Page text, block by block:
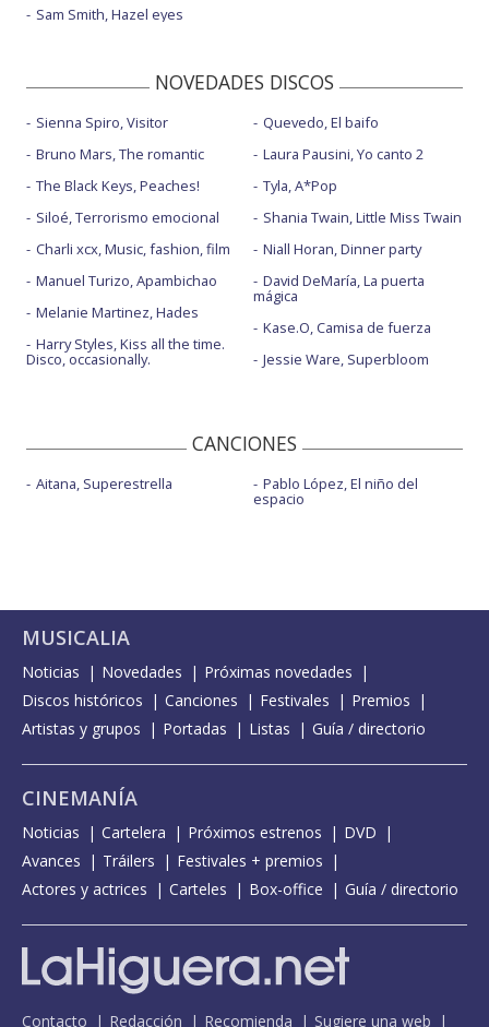
Sam Smith, Hazel eyes
NOVEDADES DISCOS
Sienna Spiro, Visitor
Bruno Mars, The romantic
The Black Keys, Peaches!
Siloé, Terrorismo emocional
Charli xcx, Music, fashion, film
Manuel Turizo, Apambichao
Melanie Martinez, Hades
Harry Styles, Kiss all the time.
Disco, occasionally.
Quevedo, El baifo
Laura Pausini, Yo canto 2
Tyla, A*Pop
Shania Twain, Little Miss Twain
Niall Horan, Dinner party
David DeMaría, La puerta
mágica
Kase.O, Camisa de fuerza
Jessie Ware, Superbloom
CANCIONES
Aitana, Superestrella Pablo López, El niño del
espacio
MUSICALIA
Noticias Novedades
Próximas novedades
Discos históricos
Canciones Festivales
Premios
Artistas y grupos
Portadas Listas Guía / directorio
CINEMANÍA
Noticias Cartelera Próximos estrenos
DVD
Avances
Tráilers
Festivales + premios
Actores y actrices
Carteles Box-office Guía / directorio
Contacto Redacción Recomienda Sugiere una web